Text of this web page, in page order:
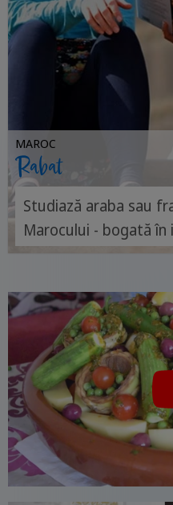
MAROC
Rabat
Studiază araba sau
Marocului - bogată
și cultură arabă